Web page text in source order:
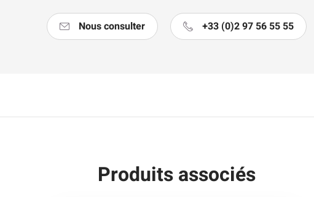
Nous consulter +33 (0)2 97 56 55 55
Produits associés